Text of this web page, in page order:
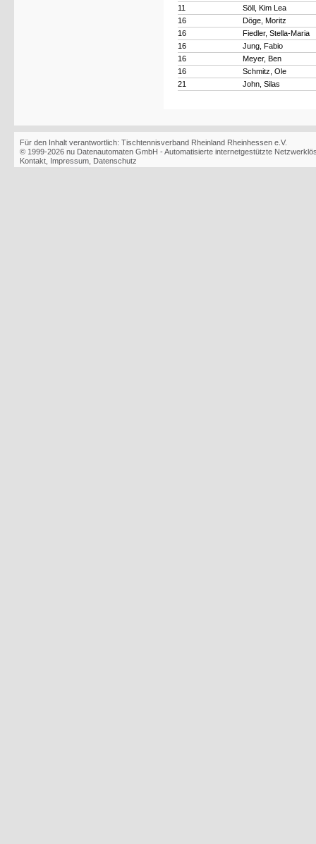
11
Söll, Kim Lea
16
Döge, Moritz
16
Fiedler, Stella-Maria
16
Jung, Fabio
16
Meyer, Ben
16
Schmitz, Ole
21
John, Silas
Für den Inhalt verantwortlich: Tischtennisverband Rheinland Rheinhessen e.V.
© 1999-2026 nu Datenautomaten GmbH - Automatisierte internetgestützte
Kontakt Impressum Datenschutz